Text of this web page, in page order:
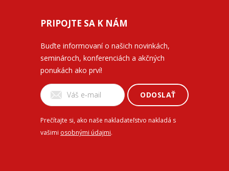
PRIPOJTE SA K NÁM
Buďte informovaní o našich novinkách,
seminároch, konferenciách a akčných
ponukách ako prví!
ODOSLAŤ
Prečítajte si, ako naše nakladateľstvo nakladá s
vašimi osobnými údajmi.